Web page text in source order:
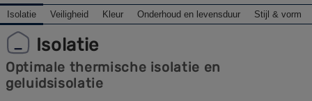
Isolatie Veiligheid Kleur Onderhoud en levensduur Stijl & vorm
Isolatie
Optimale thermische isolatie en
geluidsisolatie